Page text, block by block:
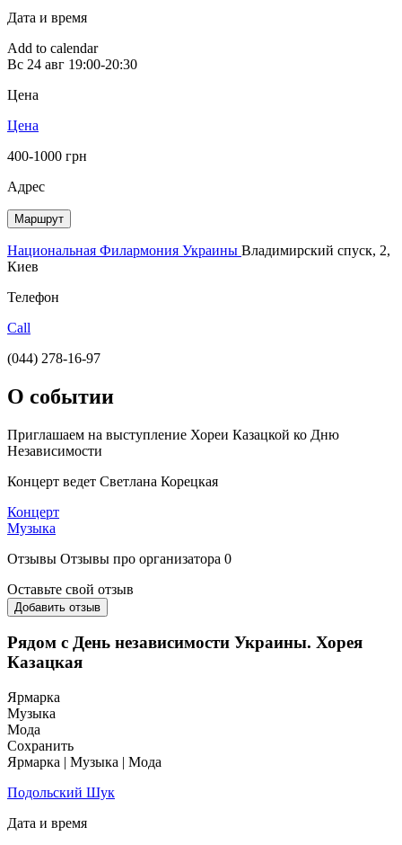
Дата и время
Add to calendar
Вс 24 авг 19:00-20:30
Цена
Цена
400-1000 грн
Адрес
Маршрут
Национальная Филармония Украины Владимирский спуск, 2,
Киев
Телефон
Call
(044) 278-16-97
О событии
Приглашаем на выступление Хореи Казацкой ко Дню
Независимости
Концерт ведет Светлана Корецкая
Концерт
Музыка
Отзывы Отзывы про организатора 0
Оставьте свой отзыв
Добавить отзыв
Рядом с День независимости Украины. Хорея
Казацкая
Ярмарка
Музыка
Мода
Сохранить
Ярмарка | Музыка | Мода
Подольский Шук
Дата и время